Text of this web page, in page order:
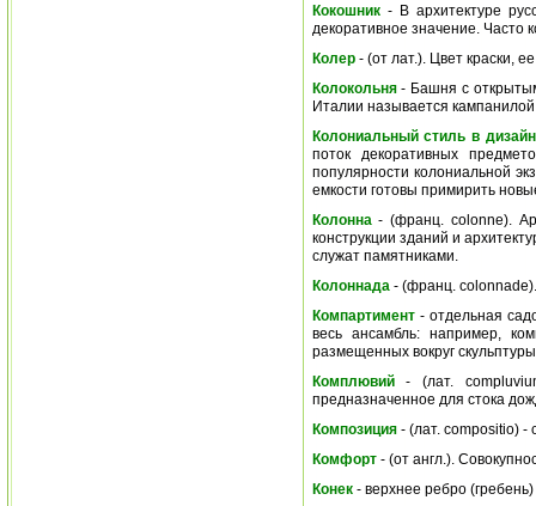
Кокошник- В архитектуре
декоративное значение. Часто
Колер- (от лат.). Цвет краски, ее
Колокольня- Башня с
Италии называется
Колониальный стиль в
поток декоративных
популярности колониальной
емкости готовы примирить
Колонна- (франц. colonne).
конструкции зданий и
служат памятниками.
Колоннада- (франц.
Компартимент- отдельная
весь ансамбль: например,
размещенных вокруг
Комплювий- (лат.
предназначенное для стока
Композиция- (лат. compositio) -
Комфорт- (от англ.).
Конек- верхнее ребро